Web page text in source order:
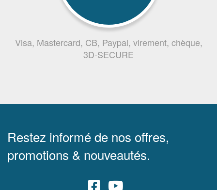
Visa, Mastercard, CB, Paypal, virement, chèque,
3D-SECURE
Restez informé de nos offres,
promotions & nouveautés.